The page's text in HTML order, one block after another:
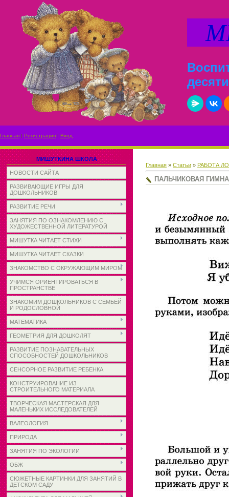
Главная | Регистрация | Вход
МИШУТКИНА ШКОЛА
НОВОСТИ САЙТА
РАЗВИВАЮЩИЕ ИГРЫ ДЛЯ
ДОШКОЛЬНИКОВ
РАЗВИТИЕ РЕЧИ
ЗАНЯТИЯ ПО ОЗНАКОМЛЕНИЮ С
ХУДОЖЕСТВЕННОЙ ЛИТЕРАТУРОЙ
МИШУТКА ЧИТАЕТ СТИХИ
МИШУТКА ЧИТАЕТ СКАЗКИ
ЗНАКОМСТВО С ОКРУЖАЮЩИМ МИРОМ
УЧИМСЯ ОРИЕНТИРОВАТЬСЯ В
ПРОСТРАНСТВЕ
ЗНАКОМИМ ДОШКОЛЬНИКОВ С СЕМЬЕЙ
И РОДОСЛОВНОЙ
МАТЕМАТИКА
ГЕОМЕТРИЯ ДЛЯ ДОШКОЛЯТ
РАЗВИТИЕ ПОЗНАВАТЕЛЬНЫХ
СПОСОБНОСТЕЙ ДОШКОЛЬНИКОВ
СЕНСОРНОЕ РАЗВИТИЕ РЕБЕНКА
КОНСТРУИРОВАНИЕ ИЗ
СТРОИТЕЛЬНОГО МАТЕРИАЛА
ТВОРЧЕСКАЯ МАСТЕРСКАЯ ДЛЯ
МАЛЕНЬКИХ ИССЛЕДОВАТЕЛЕЙ
ВАЛЕОЛОГИЯ
ПРИРОДА
ЗАНЯТИЯ ПО ЭКОЛОГИИ
ОБЖ
СЮЖЕТНЫЕ КАРТИНКИ ДЛЯ ЗАНЯТИЙ В
ДЕТСКОМ САДУ
Главная » Статьи » РАБОТА
ПАЛЬЧИКОВАЯ